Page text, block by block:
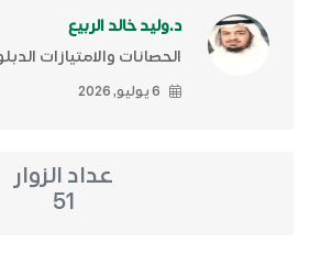
د.وليد خالد الربيع
الحصانات والامتيازات
6 يوليو, 2026
عداد الزوار
51